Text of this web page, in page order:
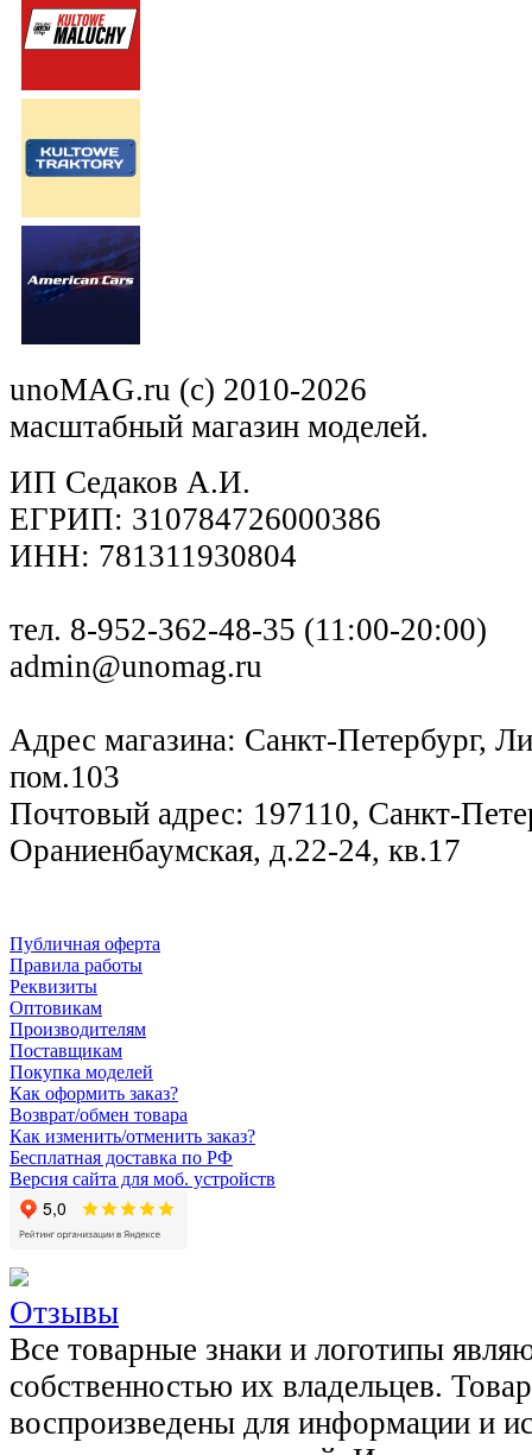
unoMAG.ru (c) 2010-2026
масштабный магазин моделей.
ИП Седаков А.И.
ЕГРИП: 310784726000386
ИНН: 781311930804
тел. 8-952-362-48-35 (11:00-20:00)
admin@unomag.ru
Адрес магазина: Санкт-Петербург,
пом.103
Почтовый адрес: 197110, Санкт-
Ораниенбаумская, д.22-24, кв.17
Публичная оферта
Правила работы
Реквизиты
Оптовикам
Производителям
Поставщикам
Покупка моделей
Как оформить заказ?
Возврат/обмен товара
Как изменить/отменить заказ?
Бесплатная доставка по РФ
Версия сайта для моб. устройств
Отзывы
Все товарные знаки и логотипы
собственностью их владельцев.
воспроизведены для информации и